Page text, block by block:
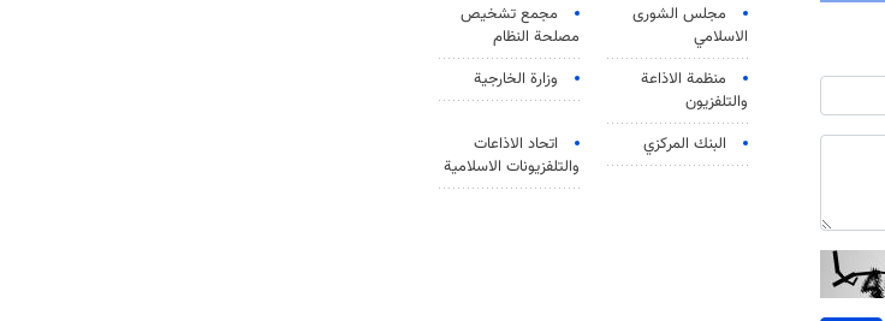
مجلس الشورى
الاسلامي
مجمع تشخيص
مصلحة النظام
منظمة الاذاعة
والتلفزیون
وزارة الخارجية
البنك المركزي
اتحاد الاذاعات
والتلفزيونات الاسلامية